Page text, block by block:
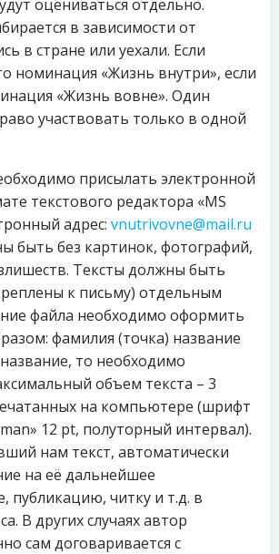
оцениваться отдельно.
в зависимости от
в стране или уехали. Если
номинация «Жизнь внутри», если
«Жизнь вовне». Один
участвовать только в одной
присылать электронной
текстового редактора «MS
адрес: vnutrivovne@mail.ru
быть без картинок, фотографий,
Тексты должны быть
к письму) отдельным
файла необходимо оформить
фамилия (точка) название
то необходимо
объем текста – 3
на компьютере (шрифт
12 pt, полуторный интервал).
нам текст, автоматически
на её дальнейшее
публикацию, читку и т.д. в
В других случаях автор
сам договаривается с